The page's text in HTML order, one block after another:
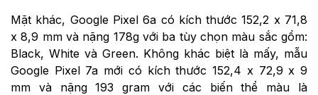
Mặt khác, Google Pixel 6a có kích thước 152,2 x 71,8
x 8,9 mm và nặng 178g với ba tùy chọn màu sắc gồm:
Black, White và Green. Không khác biệt là mấy, mẫu
Google Pixel 7a mới có kích thước 152,4 x 72,9 x 9
mm và nặng 193 gram với các biến thể màu là